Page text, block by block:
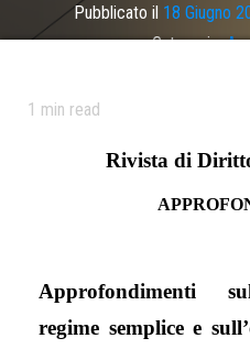
Pubblicato il 18 Giugno
Categoria:
1 min read
Rivista di
Approfondimenti
regime semplice e